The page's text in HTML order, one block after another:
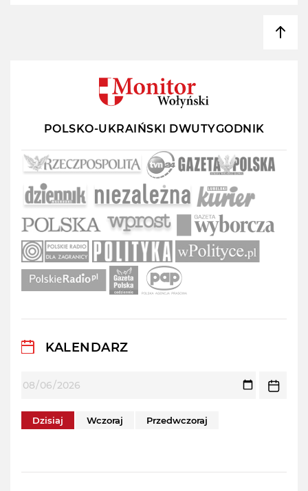
POLSKO-UKRAIŃSKI DWUTYGODNIK
KALENDARZ
Dzisiaj Wczoraj Przedwczoraj